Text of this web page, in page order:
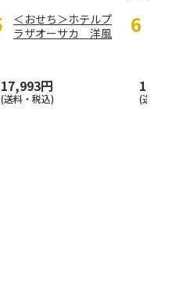
＜おせち＞ホテルプ
ラザオーサカ 洋風
17,993円
(送料・税込)
19,900円
(送料・税込)